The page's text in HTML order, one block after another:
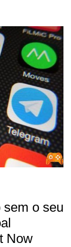
o seu
Now